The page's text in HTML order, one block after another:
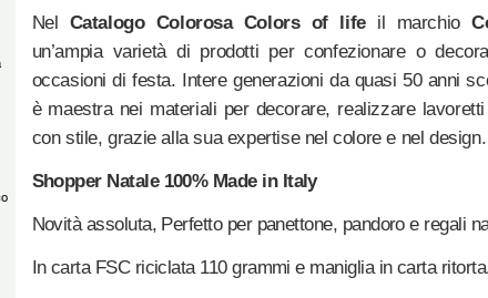
Nel Catalogo Colorosa Colors of lifeil marchio
un’ampia varietà di prodotti per confezionare o
occasioni di festa. Intere generazioni da quasi 50 anni
è maestra nei materiali per decorare, realizzare
con stile, grazie alla sua expertise nel colore e nel design.
Shopper Natale 100% Made in Italy
Novità assoluta, Perfetto per panettone, pandoro e regali
In carta FSC riciclata 110 grammi e maniglia in carta